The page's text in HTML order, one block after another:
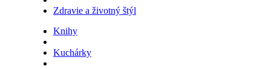
Zdravie a životný štýl
Knihy
Kuchárky